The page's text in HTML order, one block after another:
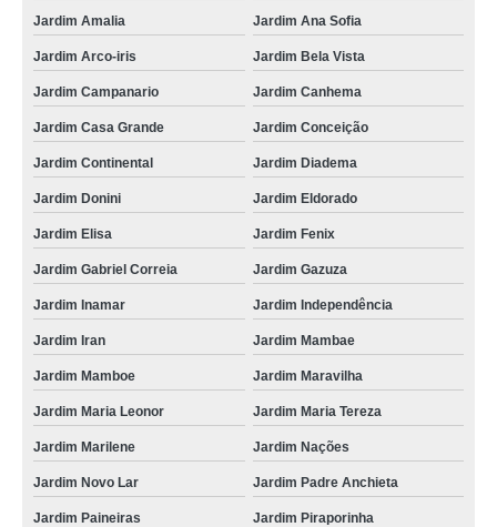
Jardim Amalia Jardim Ana Sofia
Jardim Arco-iris Jardim Bela Vista
Jardim Campanario Jardim Canhema
Jardim Casa Grande Jardim Conceição
Jardim Continental Jardim Diadema
Jardim Donini Jardim Eldorado
Jardim Elisa Jardim Fenix
Jardim Gabriel Correia Jardim Gazuza
Jardim Inamar Jardim Independência
Jardim Iran Jardim Mambae
Jardim Mamboe Jardim Maravilha
Jardim Maria Leonor Jardim Maria Tereza
Jardim Marilene Jardim Nações
Jardim Novo Lar Jardim Padre Anchieta
Jardim Paineiras Jardim Piraporinha